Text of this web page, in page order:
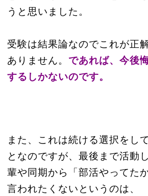
うと思いました。
受験は結果論なのでこれが正
ありません。 であれば、今後
するしかないのです。
また、これは続ける選択をし
となのですが、最後まで活動
輩や同期から「部活やってた
言われたくないというのは、